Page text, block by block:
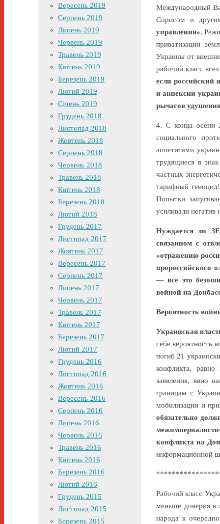
Международный
Соросом и
управления».
приватизации
Украины от
рабочий класс
если российский
и аннексии
рычагов
4. С конца осени
социального
аппетитами
трудящиеся в
частных
тарифный
Попытки
усиливали
Нуждается ли
связанном с
«отражению
пророссийского
— все это
войной на
Вероятность
Украинская
себе вероятность
погиб 21
конфликта,
заявления, явно
границам с
мобилизации и
обязательно
конфликта на
информационной
Рабочий класс
меньше доверия в
народа к
Вересень 2019
Серпень 2019
Липень 2019
Червень 2019
Травень 2019
Квітень 2019
Березень 2019
Лютий 2019
Січень 2019
Грудень 2018
Листопад 2018
Жовтень 2018
Серпень 2018
Червень 2018
Травень 2018
Квітень 2018
Березень 2018
Лютий 2018
Грудень 2017
Листопад 2017
Жовтень 2017
Вересень 2017
Серпень 2017
Липень 2017
Червень 2017
Травень 2017
Квітень 2017
Березень 2017
Лютий 2017
Грудень 2016
Листопад 2016
Жовтень 2016
Вересень 2016
Серпень 2016
Липень 2016
Червень 2016
Травень 2016
Квітень 2016
Березень 2016
Лютий 2016
Грудень 2015
Листопад 2015
Березень 2015